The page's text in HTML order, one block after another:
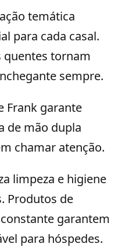
temática
para cada casal.
quentes tornam
sempre.
Frank garante
de mão dupla
chamar atenção.
limpeza e higiene
Produtos de
garantem
para hóspedes.